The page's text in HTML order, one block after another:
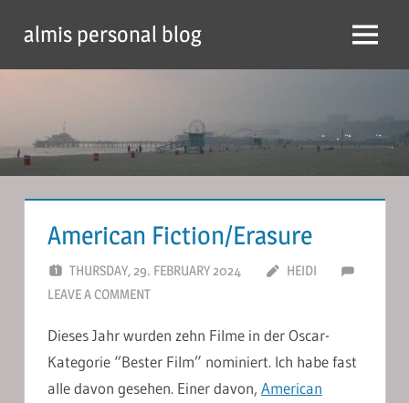
content
almis personal blog Menu
American Fiction/Erasure
THURSDAY, 29. FEBRUARY 2024
HEIDI
LEAVE A COMMENT
Dieses Jahr wurden zehn Filme in der Oscar-
Kategorie “Bester Film” nominiert. Ich habe fast
alle davon gesehen. Einer davon, American